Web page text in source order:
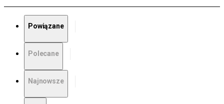
Powiązane
Polecane
Najnowsze